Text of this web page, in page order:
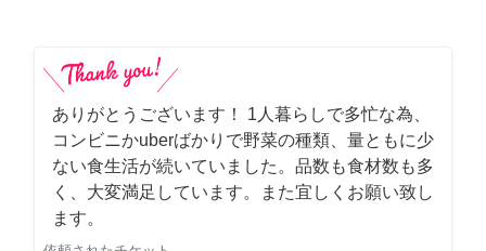
ありがとうございます！ 1人暮らしで多忙な為、
コンビニかuberばかりで野菜の種類、量ともに少
ない食生活が続いていました。品数も食材数も多
く、大変満足しています。また宜しくお願い致し
ます。